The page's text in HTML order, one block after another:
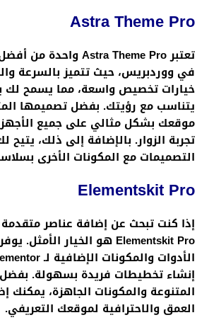
Astra Theme Pro
تعتبرAstra Theme Proواحدة من أفضل
في ووردبريس، حيث تتميز بالسرعة
خيارات تخصيص واسعة، مما يسمح لك
يتناسب مع رؤيتك. بفضل تصميمها
موقعك بشكل مثالي على جميع
التصميمات مع المكونات الأخرى
Elementskit Pro
إذا كنت تبحث عن إضافة عناصر
Elementskit Pro هو الخيار الأمثل.
الأدوات والمكونات الإضافية لـ
إنشاء تخطيطات فريدة بسهولة. بفضل
المتنوعة والمكونات الجاهزة، يمكنك
العمق والاحترافية لموقعك التعريفي.